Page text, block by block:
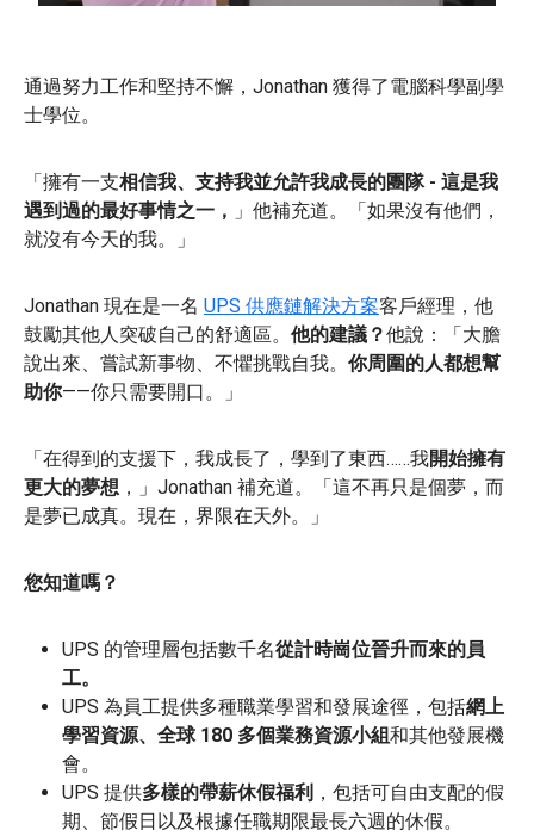
通過努力工作和堅持不懈，Jonathan 獲得了電腦科學副學
士學位。
「擁有一支相信我、支持我並允許我成長的團隊 - 這是我
遇到過的最好事情之一， 」他補充道。「如果沒有他們，
就沒有今天的我。」
Jonathan 現在是一名 UPS 供應鏈解決方案客戶經理，他
鼓勵其他人突破自己的舒適區。 他的建議？他說：「大膽
說出來、嘗試新事物、不懼挑戰自我。 你周圍的人都想幫
助你——你只需要開口。」
「在得到的支援下，我成長了，學到了東西……我開始擁有
更大的夢想 ，」Jonathan 補充道。「這不再只是個夢，而
是夢已成真。現在，界限在天外。」
您知道嗎？
UPS 的管理層包括數千名從計時崗位晉升而來的員
工。
UPS 為員工提供多種職業學習和發展途徑，包括網上
學習資源、 全球 180 多個業務資源小組和其他發展機
會。
UPS 提供多樣的帶薪休假福利 ，包括可自由支配的假
期、節假日以及根據任職期限最長六週的休假。